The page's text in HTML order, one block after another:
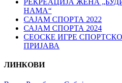
РЕКРЕАЦИЈА ЖЕНА
НАМА“
САЈАМ СПОРТА 2022
САЈАМ СПОРТА 2024
СЕОСКЕ ИГРЕ
ПРИЈАВА
ЛИНКОВИ